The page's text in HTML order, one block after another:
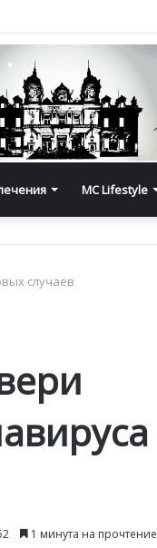
MC Lifestyle
случаев
1 минута на прочтение